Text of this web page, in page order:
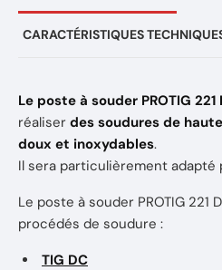
CARACTÉRISTIQUES
Le poste à souder PROTIG 221
réaliser des soudures de
doux et inoxydables.
Il sera particulièrement adapté
Le poste à souder PROTIG 221
procédés de soudure :
TIG DC